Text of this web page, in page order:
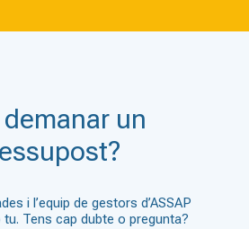
un
i l’equip de gestors d’ASSAP
Tens cap dubte o pregunta?